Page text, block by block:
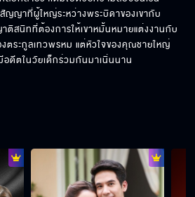
ญาที่ผู้ใหญ่ระหว่างพระบิดาของเขากับ
สนิทที่ต้องการให้เขาหมั้นหมายแต่งงานกับ
ตระกูลเทวพรหม แต่หัวใจของคุณชายใหญ่
ดีตในวัยเด็กร่วมกันมาเนิ่นนาน